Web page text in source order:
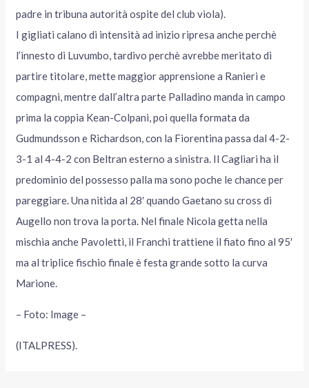
padre in tribuna autorità ospite del club viola).
I gigliati calano di intensità ad inizio ripresa anche perchè
l’innesto di Luvumbo, tardivo perchè avrebbe meritato di
partire titolare, mette maggior apprensione a Ranieri e
compagni, mentre dall’altra parte Palladino manda in campo
prima la coppia Kean-Colpani, poi quella formata da
Gudmundsson e Richardson, con la Fiorentina passa dal 4-2-
3-1 al 4-4-2 con Beltran esterno a sinistra. Il Cagliari ha il
predominio del possesso palla ma sono poche le chance per
pareggiare. Una nitida al 28′ quando Gaetano su cross di
Augello non trova la porta. Nel finale Nicola getta nella
mischia anche Pavoletti, il Franchi trattiene il fiato fino al 95′
ma al triplice fischio finale è festa grande sotto la curva
Marione.
– Foto: Image –
(ITALPRESS).